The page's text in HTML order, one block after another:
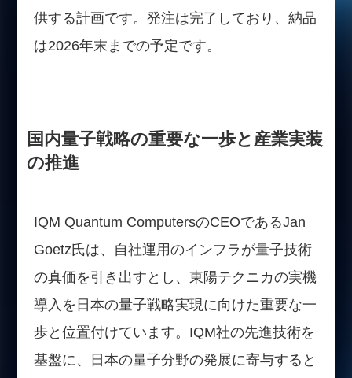
供する計画です。発注は完了しており、納品
は2026年末までの予定です。
国内量子戦略の重要な一歩と産業実装
の推進
IQM Quantum ComputersのCEOであるJan
Goetz氏は、自社運用のインフラが量子技術
の真価を引き出すとし、東陽テクニカの実機
導入を日本の量子戦略実現に向けた重要な一
歩と位置付けています。IQM社の先進技術を
基盤に、日本の量子分野の発展に寄与すると